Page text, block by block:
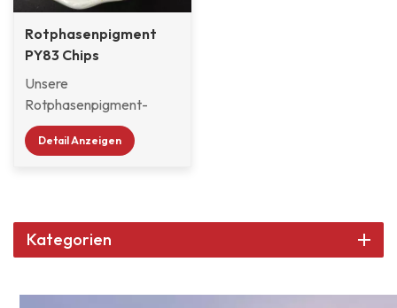
Rotphasenpigment
PY83 Chips
Unsere
Rotphasenpigment-
Chips PY83 werden
häufig in der
Holzoberflächen usw.
verwendet.
Detail Anzeigen
Kategorien